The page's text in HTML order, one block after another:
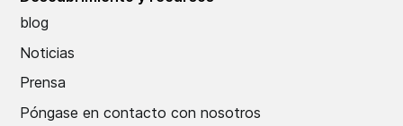
blog
Noticias
Prensa
Póngase en contacto con nosotros